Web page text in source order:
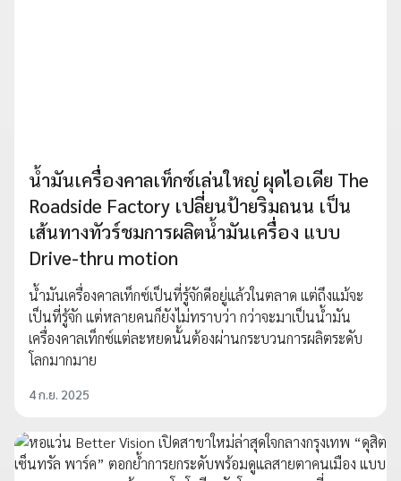
น้ำมันเครื่องคาลเท็กซ์เล่นใหญ่ ผุดไอเดีย The
Roadside Factory เปลี่ยนป้ายริมถนน เป็น
เส้นทางทัวร์ชมการผลิตน้ำมันเครื่อง แบบ
Drive-thru motion
น้ำมันเครื่องคาลเท็กซ์เป็นที่รู้จักดีอยู่แล้วในตลาด แต่ถึงแม้จะ
เป็นที่รู้จัก แต่หลายคนก็ยังไม่ทราบว่า กว่าจะมาเป็นน้ำมัน
เครื่องคาลเท็กซ์แต่ละหยดนั้นต้องผ่านกระบวนการผลิตระดับ
โลกมากมาย
4 ก.ย. 2025